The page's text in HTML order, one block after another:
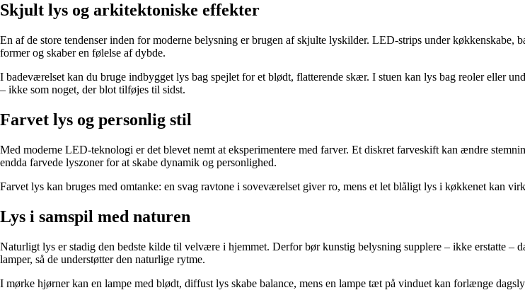
Skjult lys og arkitektoniske effekter
En af de store tendenser inden for moderne belysning er brugen af skjulte lyskilder. LED-strips under
former og skaber en følelse af dybde.
I badeværelset kan du bruge indbygget lys bag spejlet for et blødt, flatterende skær. I stuen kan lys bag reoler eller
– ikke som noget, der blot tilføjes til sidst.
Farvet lys og personlig stil
Med moderne LED-teknologi er det blevet nemt at eksperimentere med farver. Et diskret farveskift kan ændre
endda farvede lyszoner for at skabe dynamik og personlighed.
Farvet lys kan bruges med omtanke: en svag ravtone i soveværelset giver ro, mens et let blåligt lys i køkkenet kan
Lys i samspil med naturen
Naturligt lys er stadig den bedste kilde til velvære i hjemmet. Derfor bør kunstig belysning supplere – ikke erstatte –
lamper, så de understøtter den naturlige rytme.
I mørke hjørner kan en lampe med blødt, diffust lys skabe balance, mens en lampe tæt på vinduet kan forlænge